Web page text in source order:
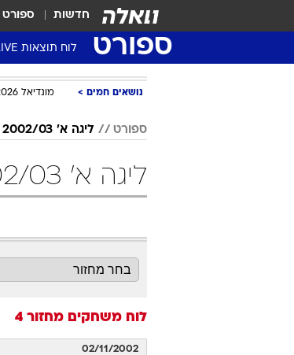
חדשות ספורט
ספורט לוח תוצאות LIVE
נושאים חמים מונדיאל 2026
ספורט ליגה א' 2002/03
ליגה א' 2002/03 מחזור 4 כדורגל
לוח משחקים מחזור 4
02/11/2002